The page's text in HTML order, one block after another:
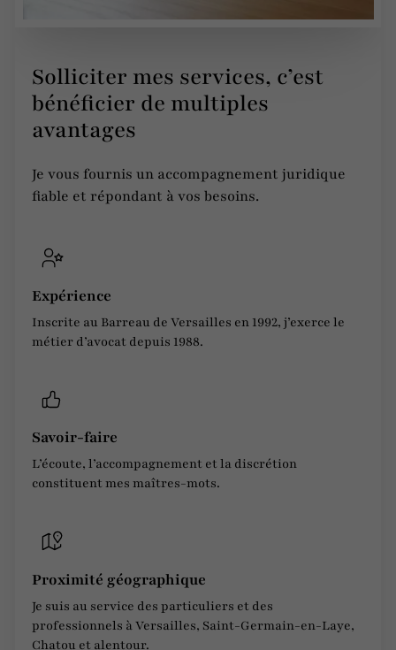
Solliciter mes services, c’est
bénéficier de multiples
avantages
Je vous fournis un accompagnement juridique
fiable et répondant à vos besoins.
Expérience
Inscrite au Barreau de Versailles en 1992, j’exerce le
métier d’avocat depuis 1988.
Savoir-faire
L’écoute, l’accompagnement et la discrétion
constituent mes maîtres-mots.
Proximité géographique
Je suis au service des particuliers et des
professionnels à Versailles, Saint-Germain-en-Laye,
Chatou et alentour.